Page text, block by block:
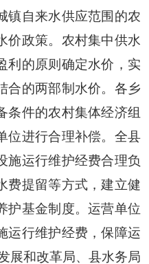
镇自来水供应范围的农
价政策。农村集中供水
利的原则确定水价，实
合的两部制水价。各乡
条件的农村集体经济组
位进行合理补偿。全县
施运行维护经费合理负
费提留等方式，建立健
护基金制度。运营单位
运行维护经费，保障运
展和改革局、县水务局